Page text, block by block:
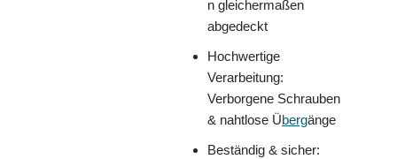
n gleichermaßen
abgedeckt
Hochwertige
Verarbeitung:
Verborgene Schrauben
& nahtlose Übergänge
Beständig & sicher: